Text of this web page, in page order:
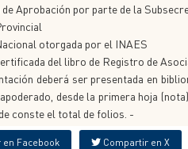
Aprobación por parte de la
otorgada por el INAES
del libro de Registro de
deberá ser presentada en
desde la primera hoja
conste el total de folios. -
Facebook Compartir en X